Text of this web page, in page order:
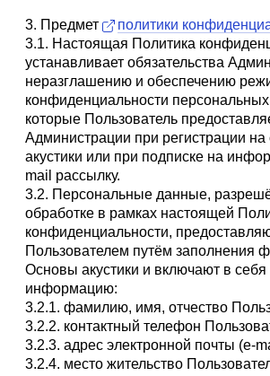
3. Предмет
политики
3.1. Настоящая Политика
устанавливает обязательства
неразглашению и обеспечению
конфиденциальности
которые Пользователь
Администрации при регистрации
акустики или при подписке на
mail рассылку.
3.2. Персональные данные,
обработке в рамках настоящей
конфиденциальности,
Пользователем путём заполнения
Основы акустики и включают в
информацию:
3.2.1. фамилию, имя, отчество
3.2.2. контактный телефон
3.2.3. адрес электронной почты (e-
3.2.4. место жительство